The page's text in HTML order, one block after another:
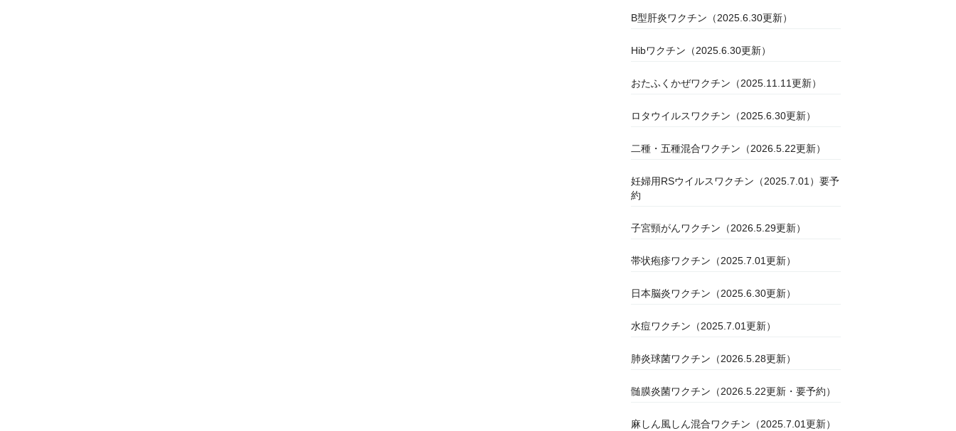
B型肝炎ワクチン（2025.6.30更新）
Hibワクチン（2025.6.30更新）
おたふくかぜワクチン（2025.11.11更新）
ロタウイルスワクチン（2025.6.30更新）
二種・五種混合ワクチン（2026.5.22更新）
妊婦用RSウイルスワクチン（2025.7.01）要予
約
子宮頸がんワクチン（2026.5.29更新）
帯状疱疹ワクチン（2025.7.01更新）
日本脳炎ワクチン（2025.6.30更新）
水痘ワクチン（2025.7.01更新）
肺炎球菌ワクチン（2026.5.28更新）
髄膜炎菌ワクチン（2026.5.22更新・要予約）
麻しん風しん混合ワクチン（2025.7.01更新）